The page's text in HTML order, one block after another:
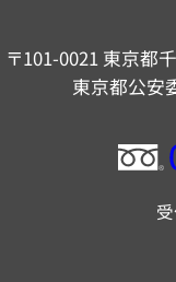
〒101-0021 東京都
東京都公安